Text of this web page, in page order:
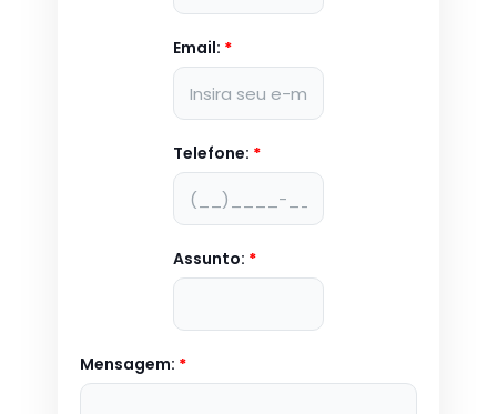
Email: *
Telefone: *
Assunto: *
Mensagem: *